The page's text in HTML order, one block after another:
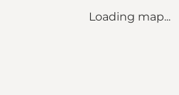
Loading map...